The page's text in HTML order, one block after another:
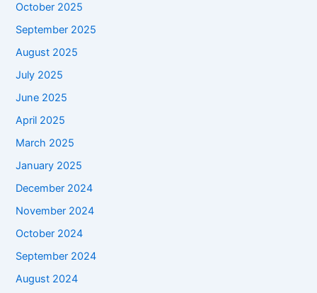
October 2025
September 2025
August 2025
July 2025
June 2025
April 2025
March 2025
January 2025
December 2024
November 2024
October 2024
September 2024
August 2024